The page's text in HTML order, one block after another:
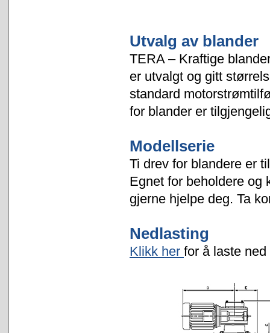
Utvalg av blander
TERA – Kraftige
er utvalgt og gitt
standard
for blander er
Modellserie
Ti drev for blandere er
Egnet for beholdere og
gjerne hjelpe deg. Ta
Nedlasting
Klikk her for å laste